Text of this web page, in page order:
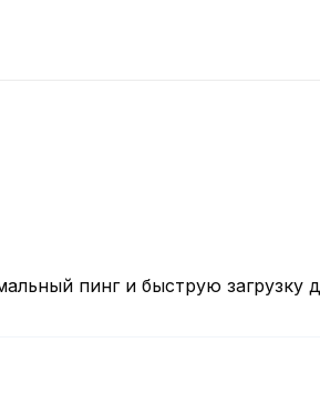
пинг и быструю загрузку